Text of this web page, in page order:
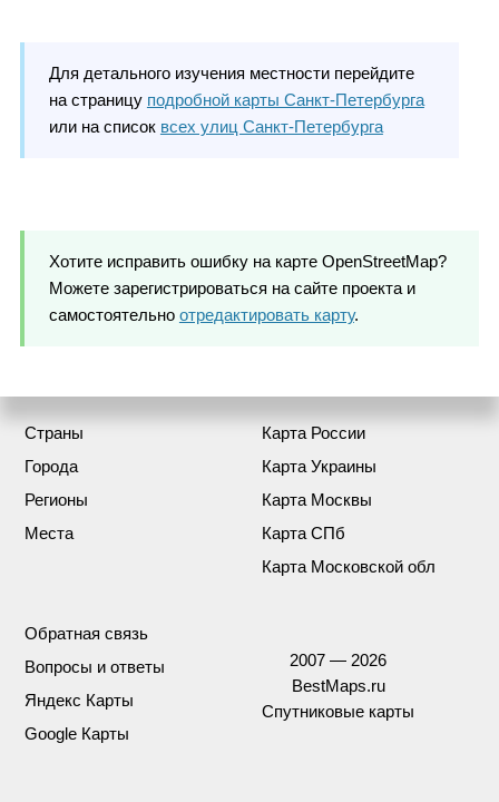
Для детального изучения местности перейдите
на страницу подробной карты Санкт-Петербурга
или на список всех улиц Санкт-Петербурга
Хотите исправить ошибку на карте OpenStreetMap?
Можете зарегистрироваться на сайте проекта и
самостоятельно отредактировать карту.
Страны
Города
Регионы
Места
Карта России
Карта Украины
Карта Москвы
Карта СПб
Карта Московской обл
Обратная связь
Вопросы и ответы
Яндекс Карты
Google Карты
2007 — 2026
BestMaps.ru
Спутниковые карты